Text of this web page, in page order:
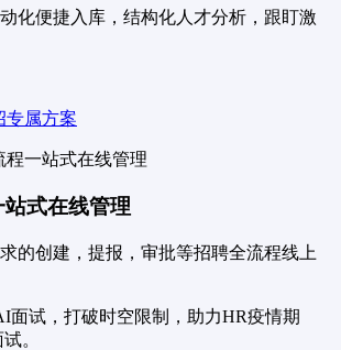
化便捷入库，结构化人才分析，跟盯激
专属方案
式在线管理
的创建，提报，审批等招聘全流程线上
面试，打破时空限制，助力HR疫情期
。